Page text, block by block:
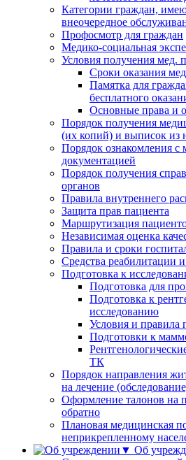
Категории граждан,
внеочередное
Профосмотр для граждан
Медико-социальная
Условия получения мед.
Сроки оказания
Памятка для
бесплатного
Основные права и
Порядок получения
(их копий) и выписок из
Порядок ознакомления с
документацией
Порядок получения
органов
Правила внутреннего
Защита прав пациента
Маршрутизация
Независимая оценка
Правила и сроки
Средства реабилитации
Подготовка к
Подготовка для
Подготовка к
исследованию
Условия и
Подготовки к
ТК
Порядок направления
на лечение
Оформление талонов на
обратно
Плановая медицинская
неприкрепленному
Об